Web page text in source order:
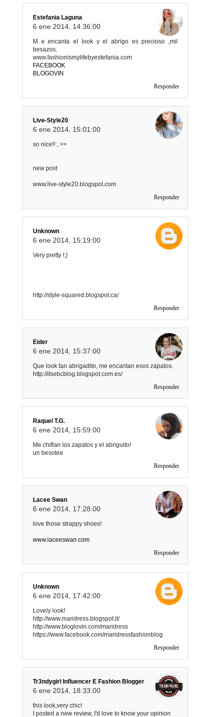
Estefania Laguna
6 ene 2014, 14:36:00
M e encanta el look y el abrigo es precioso ,mil
besazos.
www.fashionismylifebyestefania.com
FACEBOOK
BLOGOVIN
Responder
Live-Style20
6 ene 2014, 15:01:00
so nice!! ; >>
new post
www.live-style20.blogspot.com
Responder
Unknown
6 ene 2014, 15:19:00
Very pretty !;)
http://style-squared.blogspot.ca/
Responder
Eider
6 ene 2014, 15:37:00
Que look tan abrigadito, me encantan esos zapatos.
http://itsebcblog.blogspot.com.es/
Responder
Raquel T.G.
6 ene 2014, 15:59:00
Me chiflan los zapatos y el abriguito!
un besotee
Responder
Lacee Swan
6 ene 2014, 17:28:00
love those strappy shoes!
www.laceeswan.com
Responder
Unknown
6 ene 2014, 17:42:00
Lovely look!
http://www.maridress.blogspot.it/
http://www.bloglovin.com/maridress
https://www.facebook.com/maridressfashionblog
Responder
Tr3ndygirl Influencer E Fashion Blogger
6 ene 2014, 18:33:00
this look,very chic!
I posted a new review, I'd love to know your opinion